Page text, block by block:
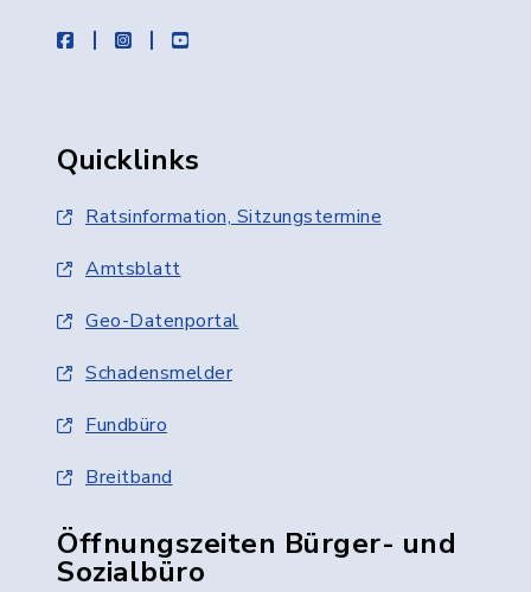
facebookinstagramyoutube
Quicklinks
Ratsinformation, Sitzungstermine
Amtsblatt
Geo-Datenportal
Schadensmelder
Fundbüro
Breitband
Öffnungszeiten Bürger- und
Sozialbüro